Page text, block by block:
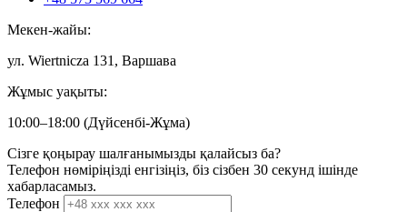
Мекен-жайы:
ул. Wiertnicza 131, Варшава
Жұмыс уақыты:
10:00–18:00 (Дүйсенбі-Жұма)
Сізге қоңырау шалғанымызды қалайсыз ба?
Телефон нөміріңізді енгізіңіз, біз сізбен 30 секунд ішінде
хабарласамыз.
Телефон